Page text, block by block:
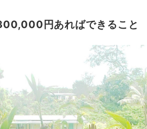
円あればできること